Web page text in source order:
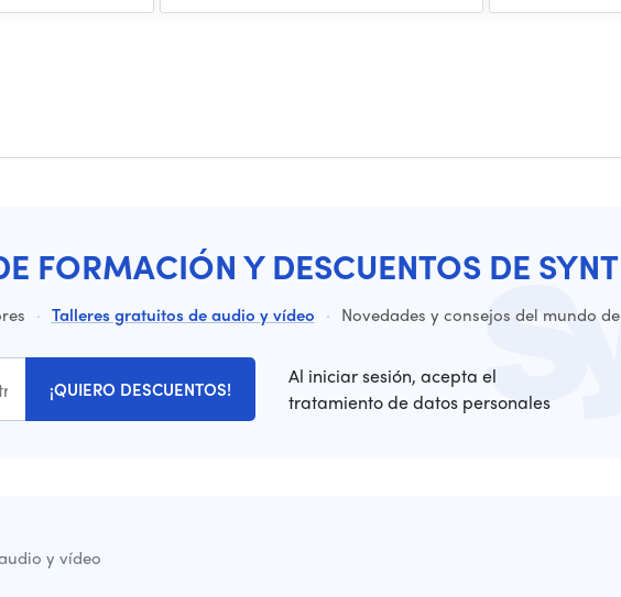
FORMACIÓN Y DESCUENTOS DE
· Talleres gratuitos de audio y vídeo · Novedades y consejos del mundo
¡QUIERO DESCUENTOS!
Al iniciar sesión, acepta el
tratamiento de datos personales
y vídeo